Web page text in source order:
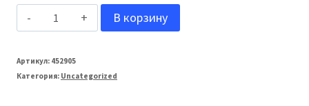
Количество
МеталлПрофиль
150/100
В корзину
Артикул: 452905
Категория: Uncategorized